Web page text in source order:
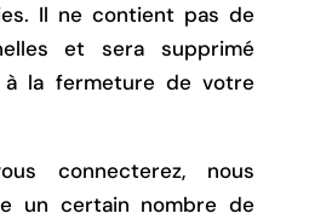
Il ne contient pas de
et sera supprimé
à la fermeture de votre
connecterez, nous
un certain nombre de